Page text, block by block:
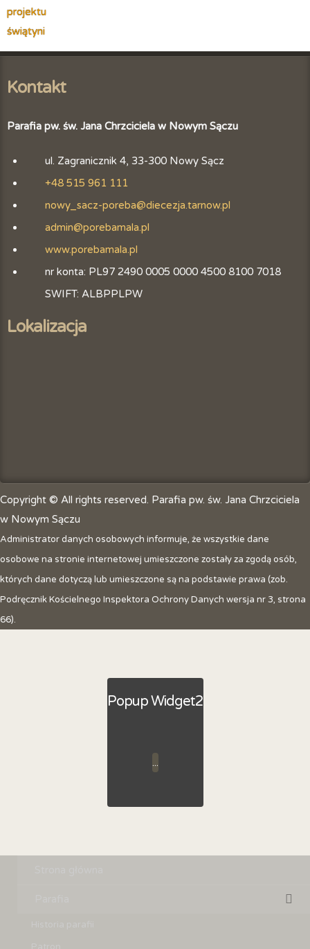
projektu
świątyni
Kontakt
Parafia pw. św. Jana Chrzciciela w Nowym Sączu
ul. Zagranicznik 4, 33-300 Nowy Sącz
+48 515 961 111
nowy_sacz-poreba@diecezja.tarnow.pl
admin@porebamala.pl
www.porebamala.pl
nr konta: PL97 2490 0005 0000 4500 8100 7018
SWIFT: ALBPPLPW
Lokalizacja
Copyright © All rights reserved. Parafia pw. św. Jana Chrzciciela
w Nowym Sączu
Administrator danych osobowych informuje, że wszystkie dane
osobowe na stronie internetowej umieszczone zostały za zgodą osób,
których dane dotyczą lub umieszczone są na podstawie prawa (zob.
Podręcznik Kościelnego Inspektora Ochrony Danych wersja nr 3, strona
66).
Popup Widget2
...